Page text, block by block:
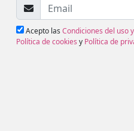
Acepto las Condiciones del uso
Política de cookies y Política de